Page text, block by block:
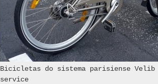
Bicicletas do sistema parisiense
service